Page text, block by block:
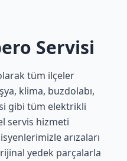
Servisi
tüm ilçeler
klima, buzdolabı,
gibi tüm elektrikli
servis hizmeti
arızaları
yedek parçalarla